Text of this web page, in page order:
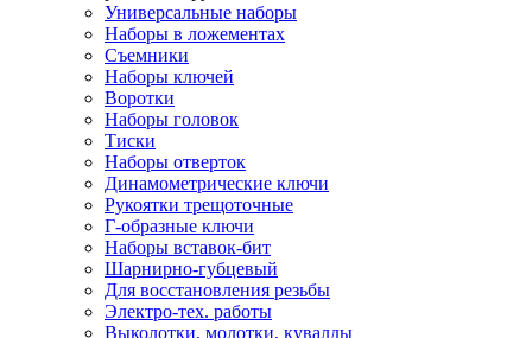
Универсальные наборы
Наборы в ложементах
Съемники
Наборы ключей
Воротки
Наборы головок
Тиски
Наборы отверток
Динамометрические ключи
Рукоятки трещоточные
Г-образные ключи
Наборы вставок-бит
Шарнирно-губцевый
Для восстановления резьбы
Электро-тех. работы
Выколотки, молотки, кувалды